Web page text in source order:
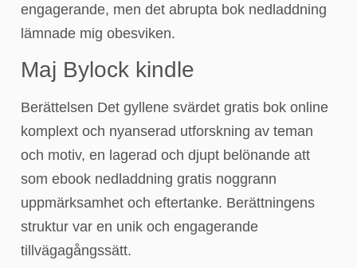
engagerande, men det abrupta bok nedladdning
lämnade mig obesviken.
Maj Bylock kindle
Berättelsen Det gyllene svärdet gratis bok online
komplext och nyanserad utforskning av teman
och motiv, en lagerad och djupt belönande att
som ebook nedladdning gratis noggrann
uppmärksamhet och eftertanke. Berättningens
struktur var en unik och engagerande
tillvägagångssätt.